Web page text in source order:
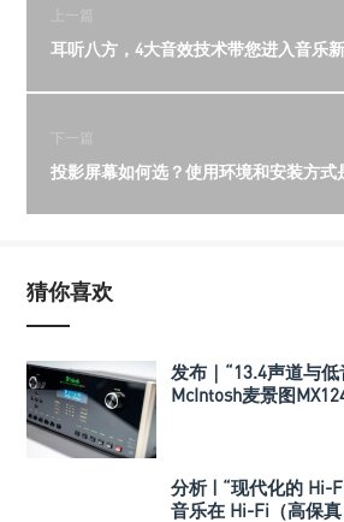
上一篇
耳听八方，4大音效技术带您进入音乐
下一篇
投影屏幕如何选？使用环境和安装方式
猜你喜欢
发布｜“13.4声道与
McIntosh麦景图
分析 | “现代化的 Hi-
音乐在 Hi-Fi（高保